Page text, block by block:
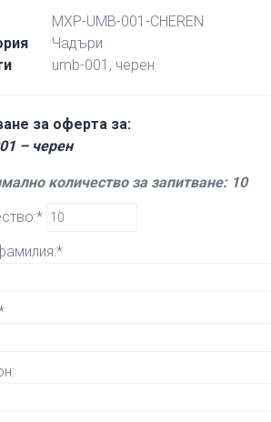
MXP-UMB-001-CHEREN
Чадъри
umb-001 , черен
за оферта за:
– черен
количество за запитване: 10